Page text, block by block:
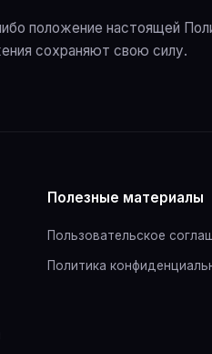
положение настоящей
сохраняют свою силу.
Полезные материалы
Пользовательское
Политика